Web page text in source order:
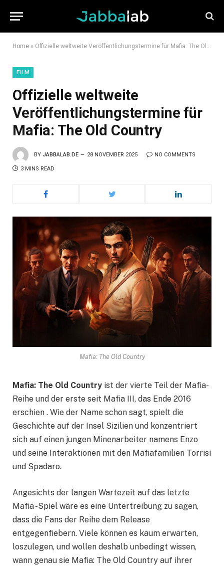
Home » Offizielle weltweite Veröffentlichungstermine für Mafia: The Old Country
FILM
Offizielle weltweite
Veröffentlichungstermine für
Mafia: The Old Country
BY JABBALAB.DE 28 NOVEMBER 2025 NO COMMENTS
3 MINS READ
Mafia: The Old Country
Mafia: The Old Country ist der vierte Teil der Mafia-
Reihe und der erste seit Mafia III, das Ende 2016
erschien . Wie der Name schon sagt, spielt die
Geschichte auf der Insel Sizilien und konzentriert
sich auf einen jungen Minenarbeiter namens Enzo
und seine Interaktionen mit den Mafiafamilien Torrisi
und Spadaro.
Angesichts der langen Wartezeit auf das letzte
Mafia -Spiel wäre es eine Untertreibung zu sagen,
dass die Fans der Reihe dem Release
entgegenfiebern. Viele können es kaum erwarten,
loszulegen, und wollen deshalb unbedingt wissen,
wann genau sie Mafia: The Old Country auf ihrer